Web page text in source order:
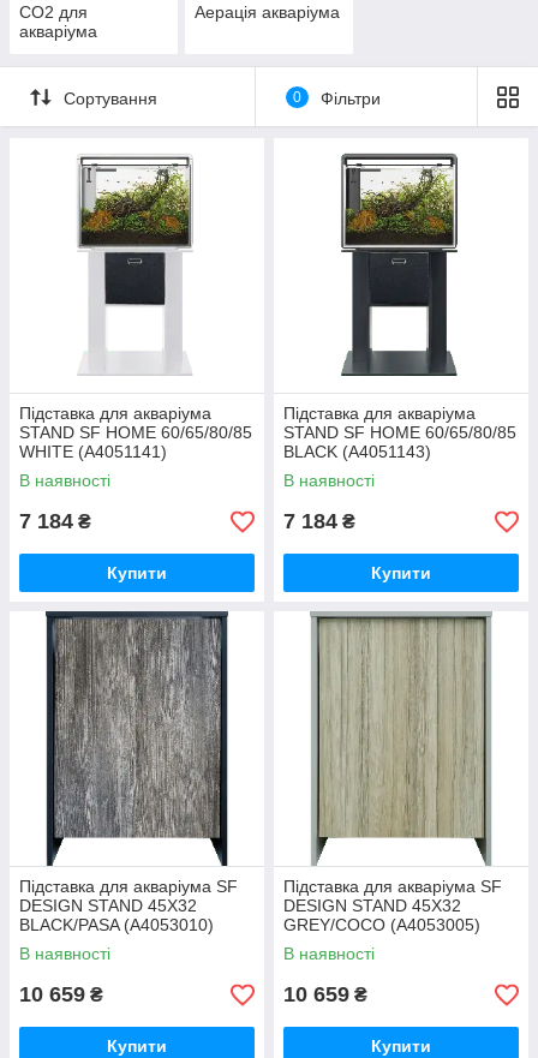
СО2 для
акваріума
Аерація акваріума
Сортування 0 Фільтри
Підставка для акваріума
STAND SF HOME 60/65/80/85
WHITE (A4051141)
В наявності
7 184 ₴
Купити
Підставка для акваріума
STAND SF HOME 60/65/80/85
BLACK (A4051143)
В наявності
7 184 ₴
Купити
Підставка для акваріума SF
DESIGN STAND 45X32
BLACK/PASA (A4053010)
В наявності
10 659 ₴
Купити
Підставка для акваріума SF
DESIGN STAND 45X32
GREY/COCO (A4053005)
В наявності
10 659 ₴
Купити